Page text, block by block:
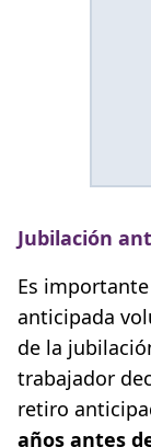
Jubilación
Es
anticipada
de la
trabajador
retiro
años antes